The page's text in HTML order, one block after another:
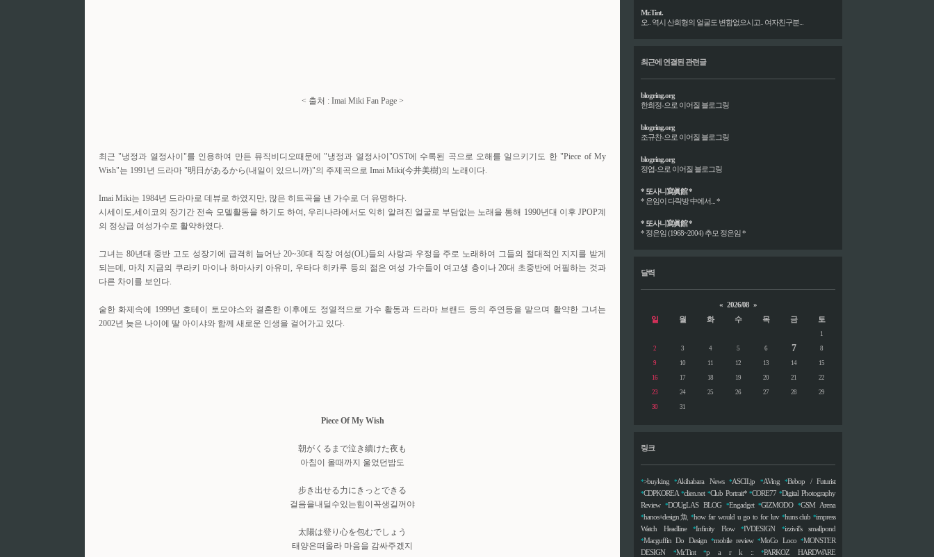
< 출처 : Imai Miki Fan Page >
최근 "냉정과 열정사이"를 인용하여 만든 뮤직비디오때문에 "냉정과 열정사이"OST에 수록된 곡으로 오해를 일으키기도 한 "Piece of My
Wish"는 1991년 드라마 "明日があるから(내일이 있으니까)"의 주제곡으로 Imai Miki(今井美樹)의 노래이다.
Imai Miki는 1984년 드라마로 데뷰로 하였지만, 많은 히트곡을 낸 가수로 더 유명하다.
시세이도,세이코의 장기간 전속 모델활동을 하기도 하여, 우리나라에서도 익히 알려진 얼굴로 부담없는 노래을 통해 1990년대 이후 JPOP계
의 정상급 여성가수로 활약하였다.
그녀는 80년대 중반 고도 성장기에 급격히 늘어난 20~30대 직장 여성(OL)들의 사랑과 우정을 주로 노래하여 그들의 절대적인 지지를 받게
되는데, 마치 지금의 쿠라키 마이나 하마사키 아유미, 우타다 히카루 등의 젊은 여성 가수들이 여고생 층이나 20대 초중반에 어필하는 것과
다른 차이를 보인다.
숱한 화제속에 1999년 호테이 토모야스와 결혼한 이후에도 정열적으로 가수 활동과 드라마 브랜드 등의 주연등을 맡으며 활약한 그녀는
2002년 늦은 나이에 딸 아이샤와 함께 새로운 인생을 걸어가고 있다.
Piece Of My Wish
朝がくるまで泣き續けた夜も
아침이 올때까지 울었던밤도
步き出せる力にきっとできる
걸음을내딜수있는힘이꼭생길꺼야
太陽は登り心を包むでしょう
태양은떠올라 마음을 감싸주겠지
Mr.Tint.
오.. 역시 산희형의 얼굴도 변함없으시고.. 여자친구분...
최근에 연결된 관련글
blogring.org
한희정-으로 이어질 블로그링
blogring.org
조규찬-으로 이어질 블로그링
blogring.org
정엽-으로 이어질 블로그링
* 또사니寫眞館 *
* 은임이 다락방 中에서... *
* 또사니寫眞館 *
* 정은임 (1968~2004) 추모 정은임 *
달력
« 2026/08 »
일
월 화 수 목 금 토
1
2 3 4 5 6 7 8
9 10 11 12 13 14 15
16 17 18 19 20 21 22
23 24 25 26 27 28 29
30 31
링크
*>buyking *Akihabara News *ASCII.jp *AVing *Bebop / Futurist
*CDPKOREA *clien.net *Club Portrait* *CORE77 *Digital Photography
Review
*DOUgLAS BLOG *Engadget *GIZMODO *GSM Arena
*hanos+design魚 *how far would u go to for luv *huns club *impress
Watch Headline
*Infinity Flow *IVDESIGN *izzivil's smallpond
*Macguffin Do Design *mobile review *MoCo Loco *MONSTER
DESIGN
*Mr.Tint *p a r k :: *PARKOZ HARDWARE